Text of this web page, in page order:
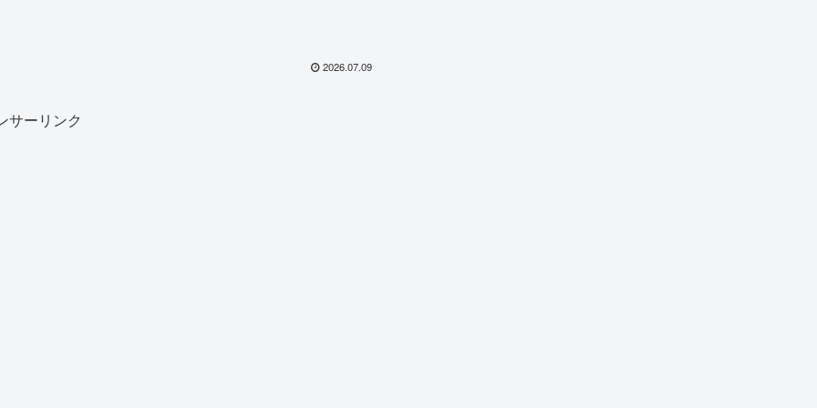
2026.07.09
サーリンク